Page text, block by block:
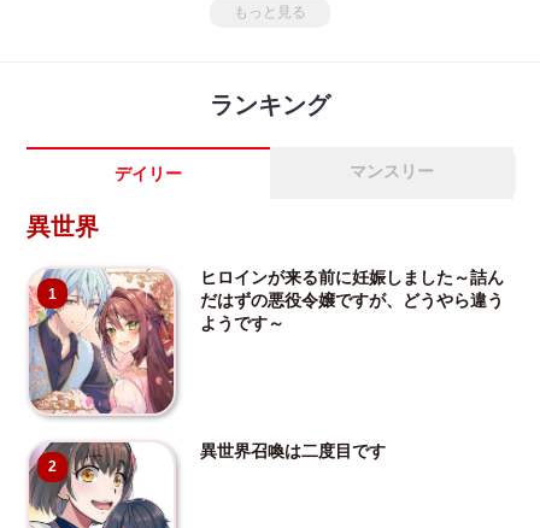
等を謳う教育現場で革命を起こす物語！
もっと見る
ランキング
デイリー マンスリー
異世界
1
ヒロインが来る前に妊娠しました～詰ん
だはずの悪役令嬢ですが、どうやら違う
ようです～
2
異世界召喚は二度目です